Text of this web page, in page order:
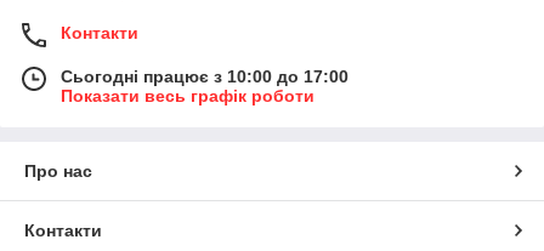
Контакти
Сьогодні працює з 10:00 до 17:00
Показати весь графік роботи
Про нас
Контакти